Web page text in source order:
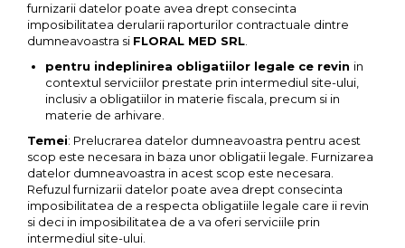
furnizarii datelor poate avea drept consecinta
imposibilitatea derularii raporturilor contractuale dintre
dumneavoastra si FLORAL MED SRL
pentru indeplinirea obligatiilor legale ce revin in
contextul serviciilor prestate prin intermediul site-ului,
inclusiv a obligatiilor in materie fiscala, precum si in
materie de arhivare.
Temei: Prelucrarea datelor dumneavoastra pentru acest
scop este necesara in baza unor obligatii legale. Furnizarea
datelor dumneavoastra in acest scop este necesara.
Refuzul furnizarii datelor poate avea drept consecinta
imposibilitatea de a respecta obligatiile legale care ii revin
si deci in imposibilitatea de a va oferi serviciile prin
intermediul site-ului.